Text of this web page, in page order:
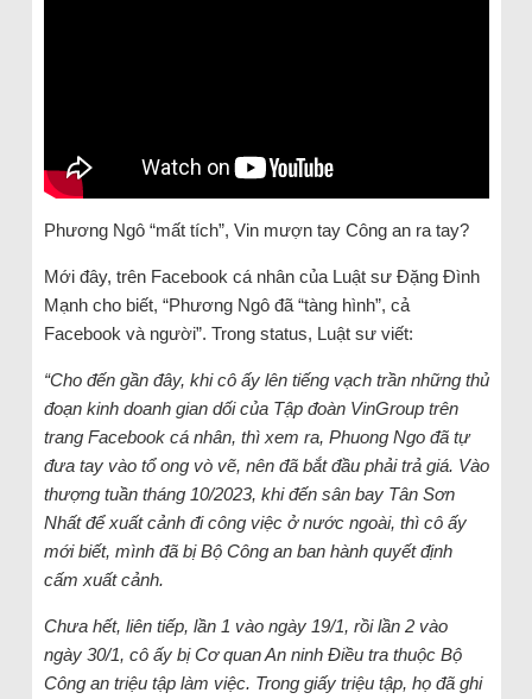
Phương Ngô “mất tích”, Vin mượn tay Công an ra tay?
Mới đây, trên Facebook cá nhân của Luật sư Đặng Đình
Mạnh cho biết, “Phương Ngô đã “tàng hình”, cả
Facebook và người”. Trong status, Luật sư viết:
“Cho đến gần đây, khi cô ấy lên tiếng vạch trần những thủ
đoạn kinh doanh gian dối của Tập đoàn VinGroup trên
trang Facebook cá nhân, thì xem ra, Phuong Ngo đã tự
đưa tay vào tổ ong vò vẽ, nên đã bắt đầu phải trả giá. Vào
thượng tuần tháng 10/2023, khi đến sân bay Tân Sơn
Nhất để xuất cảnh đi công việc ở nước ngoài, thì cô ấy
mới biết, mình đã bị Bộ Công an ban hành quyết định
cấm xuất cảnh.
Chưa hết, liên tiếp, lần 1 vào ngày 19/1, rồi lần 2 vào
ngày 30/1, cô ấy bị Cơ quan An ninh Điều tra thuộc Bộ
Công an triệu tập làm việc. Trong giấy triệu tập, họ đã ghi